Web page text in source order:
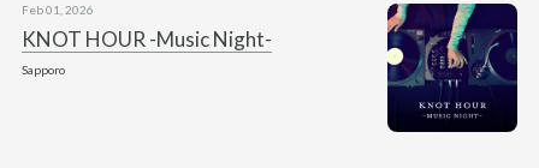
KNOT HOUR -Music Night-
Feb 01, 2026
Sapporo